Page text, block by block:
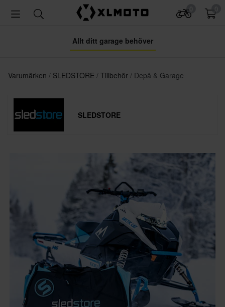
Allt ditt garage behöver
Varumärken SLEDSTORE Tillbehör Depå & Garage
SLEDSTORE